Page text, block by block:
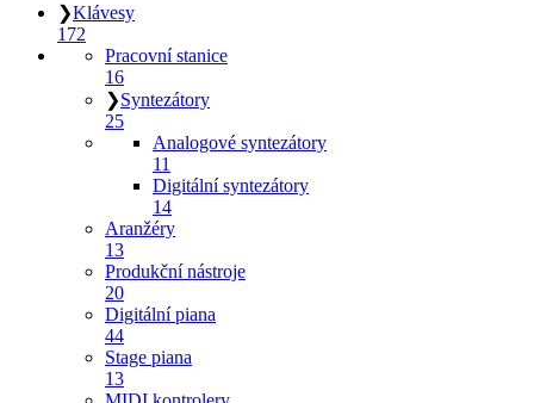
❯Klávesy
172
Pracovní stanice
16
❯Syntezátory
25
Analogové syntezátory
11
Digitální syntezátory
14
Aranžéry
13
Produkční nástroje
20
Digitální piana
44
Stage piana
13